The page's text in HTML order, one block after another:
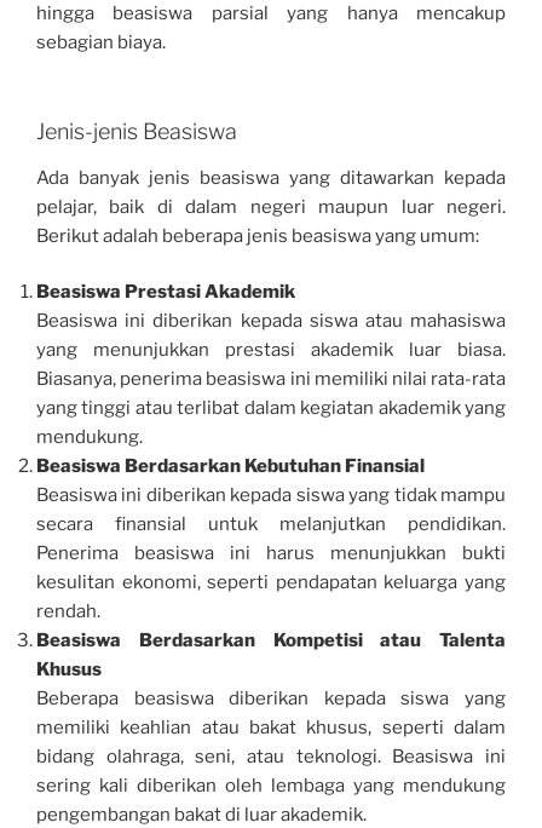
hingga beasiswa parsial yang hanya mencakup
sebagian biaya.
Jenis-jenis Beasiswa
Ada banyak jenis beasiswa yang ditawarkan kepada
pelajar, baik di dalam negeri maupun luar negeri.
Berikut adalah beberapa jenis beasiswa yang umum:
Beasiswa Prestasi Akademik
Beasiswa ini diberikan kepada siswa atau mahasiswa
yang menunjukkan prestasi akademik luar biasa.
Biasanya, penerima beasiswa ini memiliki nilai rata-rata
yang tinggi atau terlibat dalam kegiatan akademik yang
mendukung.
Beasiswa Berdasarkan Kebutuhan Finansial
Beasiswa ini diberikan kepada siswa yang tidak mampu
secara finansial untuk melanjutkan pendidikan.
Penerima beasiswa ini harus menunjukkan bukti
kesulitan ekonomi, seperti pendapatan keluarga yang
rendah.
Beasiswa Berdasarkan Kompetisi atau Talenta
Khusus
Beberapa beasiswa diberikan kepada siswa yang
memiliki keahlian atau bakat khusus, seperti dalam
bidang olahraga, seni, atau teknologi. Beasiswa ini
sering kali diberikan oleh lembaga yang mendukung
pengembangan bakat di luar akademik.